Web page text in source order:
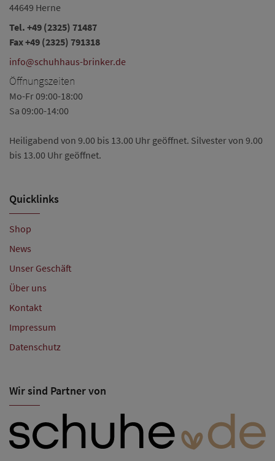
44649 Herne
Tel. +49 (2325) 71487
Fax +49 (2325) 791318
info@schuhhaus-brinker.de
Öffnungszeiten
Mo-Fr 09:00-18:00
Sa 09:00-14:00
Heiligabend von 9.00 bis 13.00 Uhr geöffnet. Silvester von 9.00
bis 13.00 Uhr geöffnet.
Quicklinks
Shop
News
Unser Geschäft
Über uns
Kontakt
Impressum
Datenschutz
Wir sind Partner von